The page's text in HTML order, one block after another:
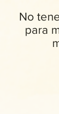
No
para